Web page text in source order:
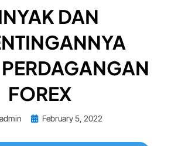
DAN
FOREX
admin
PostedFebruary 5, 2022